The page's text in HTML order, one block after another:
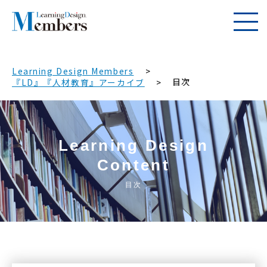
Learning Design Members
『LD』『人材教育』アーカイブ
目次
Learning Design
Content
目次